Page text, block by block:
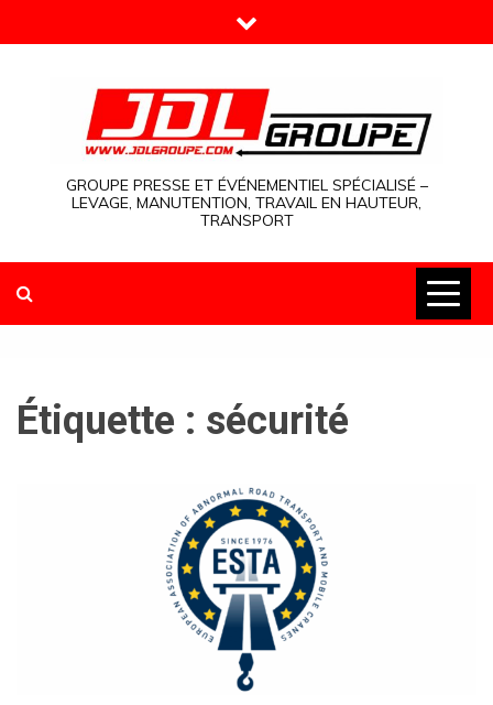
to
GROUPE PRESSE ET ÉVÉNEMENTIEL SPÉCIALISÉ –
LEVAGE, MANUTENTION, TRAVAIL EN HAUTEUR,
TRANSPORT
Étiquette : sécurité